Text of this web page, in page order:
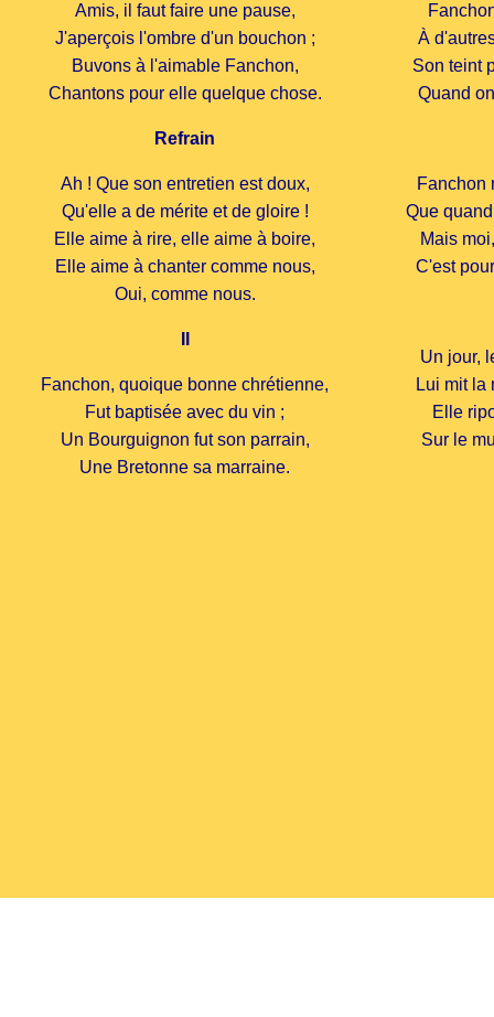
Amis, il faut faire une pause,
J'aperçois l'ombre d'un bouchon ;
Buvons à l'aimable Fanchon,
Chantons pour elle quelque chose.
Refrain
Ah ! Que son entretien est doux,
Qu'elle a de mérite et de gloire !
Elle aime à rire, elle aime à boire,
Elle aime à chanter comme nous,
Oui, comme nous.
Fanchon, quoique bonne chrétienne,
Fut baptisée avec du vin ;
Un Bourguignon fut son parrain,
Une Bretonne sa marraine.
À
Son teint
Quand
Fanchon
Que
Mais
C'est
Un jour,
Lui mit la
Elle
Sur le